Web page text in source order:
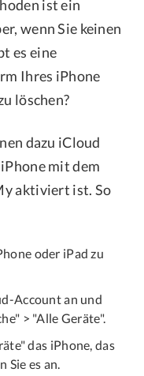
ist ein
wenn Sie keinen
es eine
Ihres iPhone
löschen?
dazu iCloud
mit dem
aktiviert ist. So
oder iPad zu
Account an und
> "Alle Geräte".
das iPhone, das
Sie es an.